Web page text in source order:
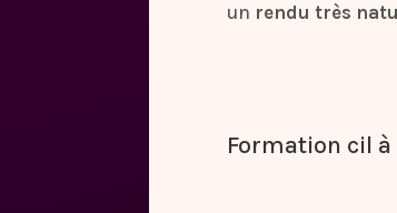
un rendu très
Formation cil